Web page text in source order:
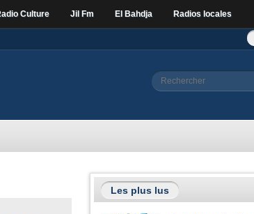
Culture Jil Fm El Bahdja Radios locales
Formulaire de
Rechercher
Les plus lus